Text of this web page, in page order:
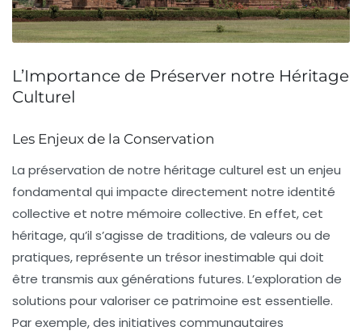
L’Importance de Préserver notre Héritage
Culturel
Les Enjeux de la Conservation
La préservation de notre héritage culturel est un enjeu
fondamental qui impacte directement notre identité
collective et notre mémoire collective. En effet, cet
héritage, qu’il s’agisse de traditions, de valeurs ou de
pratiques, représente un trésor inestimable qui doit
être transmis aux générations futures. L’exploration de
solutions pour valoriser ce patrimoine est essentielle.
Par exemple, des initiatives communautaires